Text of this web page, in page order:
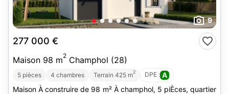
9
277 000 €
Maison 98 m2 Champhol (28)
5 pièces 4 chambres Terrain 425 m2 DPE : A
Maison À construire de 98 m² À champhol, 5 piÈces, quartier